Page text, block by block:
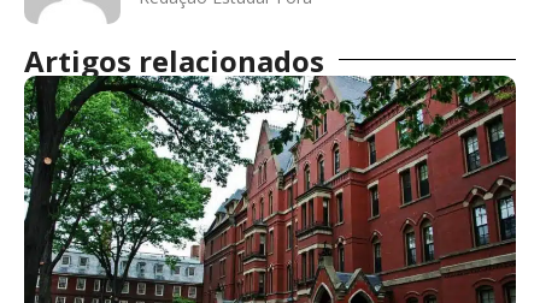
Artigos relacionados